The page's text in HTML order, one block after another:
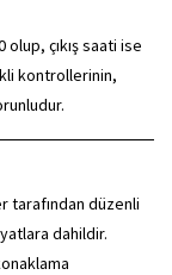
çıkış saati ise
kontrollerinin,
tarafından düzenli
dahildir.